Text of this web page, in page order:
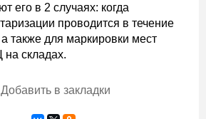
его в 2 случаях: когда
проводится в течение
также для маркировки мест
складах.
Добавить в закладки